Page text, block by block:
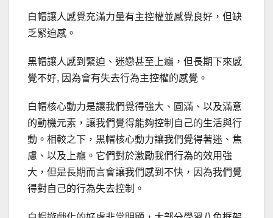
白帽讓人感覺充滿力量有主控權並感覺良好，但缺
乏緊迫感。
黑帽讓人感到緊迫、迷戀甚至上癮，但長期下來感
覺不好, 因為會有失去行為主控權的感覺。
白帽核心動力是讓我們覺得強大、圓滿、以及滿意
的動機元素，讓我們覺得能夠控制自己的生活與行
動。相較之下，黑帽核心動力讓我們覺得著迷、焦
慮、以及上癮。它們對於激勵我們行為的效用強
大，但是長期而言會讓我們感到不快，因為我們覺
得對自己的行為失去控制。